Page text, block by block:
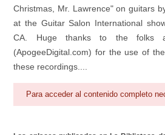
Christmas, Mr. Lawrence" on guitars
at the Guitar Salon International
CA. Huge thanks to the folks
(ApogeeDigital.com) for the use of
these recordings....
Para acceder al contenido completo